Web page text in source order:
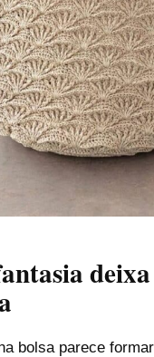
bolsa parece